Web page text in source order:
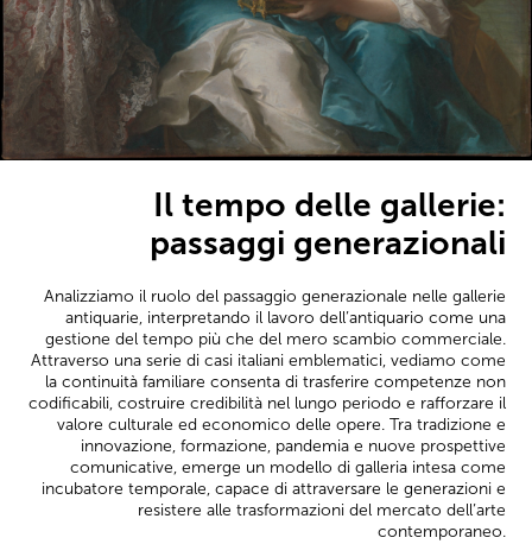
Il tempo delle gallerie:
passaggi generazionali
Analizziamo il ruolo del passaggio generazionale nelle gallerie
antiquarie, interpretando il lavoro dell’antiquario come una
gestione del tempo più che del mero scambio commerciale.
Attraverso una serie di casi italiani emblematici, vediamo come
la continuità familiare consenta di trasferire competenze non
codificabili, costruire credibilità nel lungo periodo e rafforzare il
valore culturale ed economico delle opere. Tra tradizione e
innovazione, formazione, pandemia e nuove prospettive
comunicative, emerge un modello di galleria intesa come
incubatore temporale, capace di attraversare le generazioni e
resistere alle trasformazioni del mercato dell’arte
contemporaneo.